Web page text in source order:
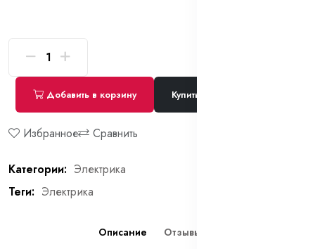
Добавить в корзину Купить сейчас
Избранное Сравнить
Категории: Электрика
Теги: Электрика
Описание Отзывы (0)